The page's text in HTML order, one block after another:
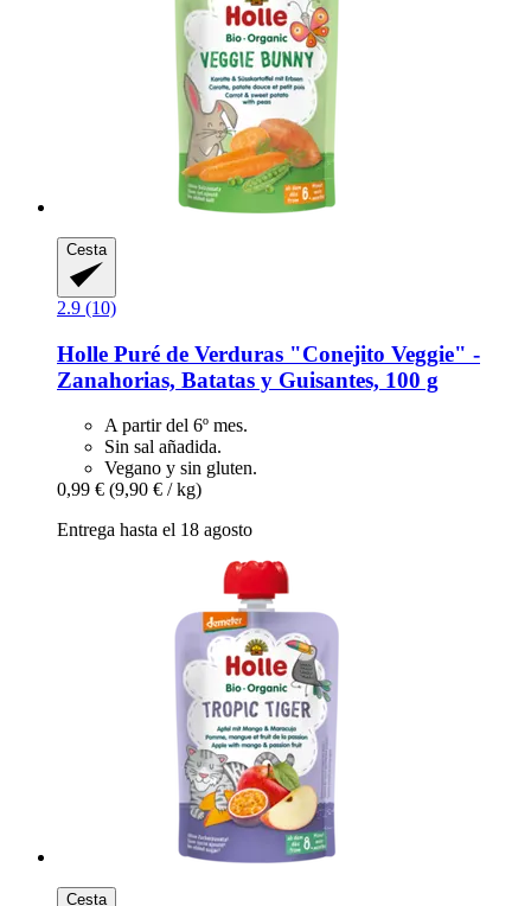
Cesta
2.9 (10)
Holle Puré de Verduras "Conejito Veggie" -​
Zanahorias, Batatas y Guisantes, 100 g
A partir del 6º mes.
Sin sal añadida.
Vegano y sin gluten.
0,99 € (9,90 € / kg)
Entrega hasta el 18 agosto
Cesta